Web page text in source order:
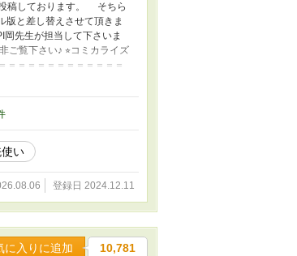
しております。 そちら
と差し替えさせて頂きま
先生が担当して下さいま
覧下さい♪ ⭐︎コミカライズ
＝＝＝＝＝＝＝＝＝＝＝
にしましょう〜子狼に気
男の転移物語〜』をご覧下
に気に入られ、共に異世
ールと直接対決したイオ
まいります。 気長なお付き
い
登録日 2024.12.11
に入りに追加 10,781